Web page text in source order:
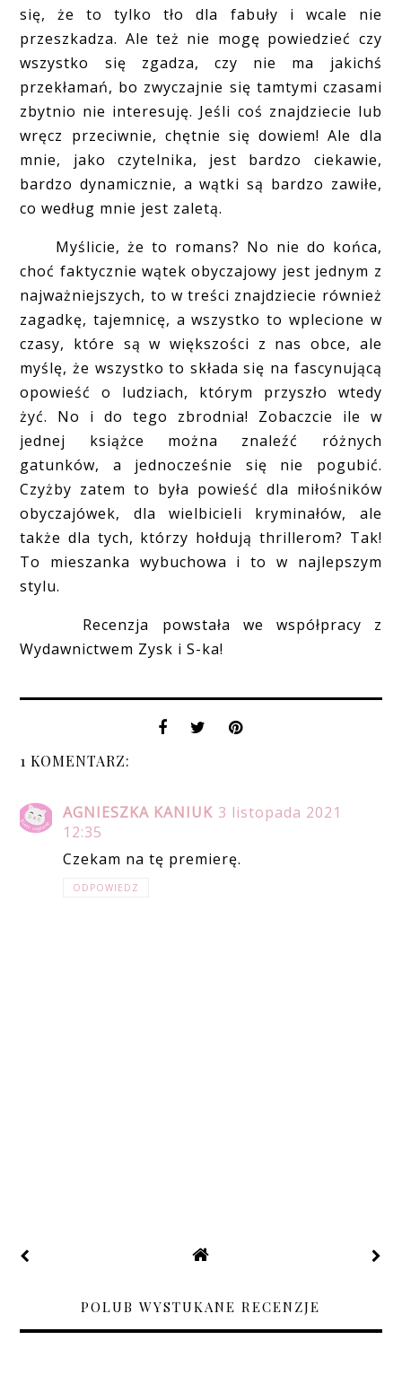
się, że to tylko tło dla fabuły i wcale nie
przeszkadza. Ale też nie mogę powiedzieć czy
wszystko się zgadza, czy nie ma jakichś
przekłamań, bo zwyczajnie się tamtymi czasami
zbytnio nie interesuję. Jeśli coś znajdziecie lub
wręcz przeciwnie, chętnie się dowiem! Ale dla
mnie, jako czytelnika, jest bardzo ciekawie,
bardzo dynamicznie, a wątki są bardzo zawiłe,
co według mnie jest zaletą.
Myślicie, że to romans? No nie do końca,
choć faktycznie wątek obyczajowy jest jednym z
najważniejszych, to w treści znajdziecie również
zagadkę, tajemnicę, a wszystko to wplecione w
czasy, które są w większości z nas obce, ale
myślę, że wszystko to składa się na fascynującą
opowieść o ludziach, którym przyszło wtedy
żyć. No i do tego zbrodnia! Zobaczcie ile w
jednej książce można znaleźć różnych
gatunków, a jednocześnie się nie pogubić.
Czyżby zatem to była powieść dla miłośników
obyczajówek, dla wielbicieli kryminałów, ale
także dla tych, którzy hołdują thrillerom? Tak!
To mieszanka wybuchowa i to w najlepszym
stylu.
Recenzja powstała we współpracy z
Wydawnictwem Zysk i S-ka!
1 KOMENTARZ:
AGNIESZKA KANIUK 3 listopada 2021
12:35
Czekam na tę premierę.
ODPOWIEDZ
POLUB WYSTUKANE RECENZJE